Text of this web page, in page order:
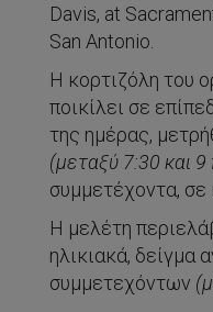
Davis, at
San Antonio.
Η κορτιζόλη του
ποικίλει σε
της ημέρας,
(μεταξύ 7:30 και 9
συμμετέχοντα, σε
Η μελέτη
ηλικιακά, δείγμα
συμμετεχόντων